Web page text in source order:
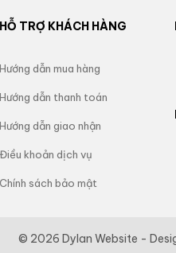
HỖ TRỢ KHÁCH HÀNG
Hướng dẫn mua hàng
Hướng dẫn thanh toán
Hướng dẫn giao nhận
Điều khoản dịch vụ
Chính sách bảo mật
© 2026 Dylan Website -